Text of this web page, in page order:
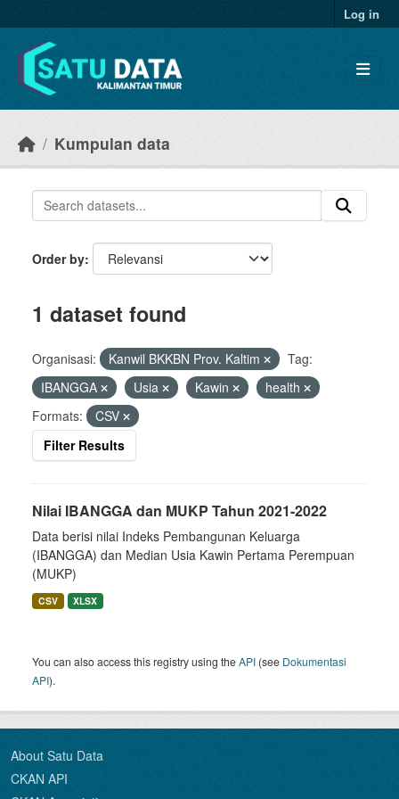
Log in
Kumpulan data
Order by
1 dataset found
Organisasi: Kanwil BKKBN Prov. Kaltim
Tag:
IBANGGA
Usia Kawin
health
Formats:
CSV
Filter Results
Nilai IBANGGA dan MUKP Tahun 2021-2022
Data berisi nilai Indeks Pembangunan Keluarga
(IBANGGA) dan Median Usia Kawin Pertama Perempuan
(MUKP)
CSV XLSX
You can also access this registry using theAPI (see Dokumentasi
API).
About Satu Data
CKAN API